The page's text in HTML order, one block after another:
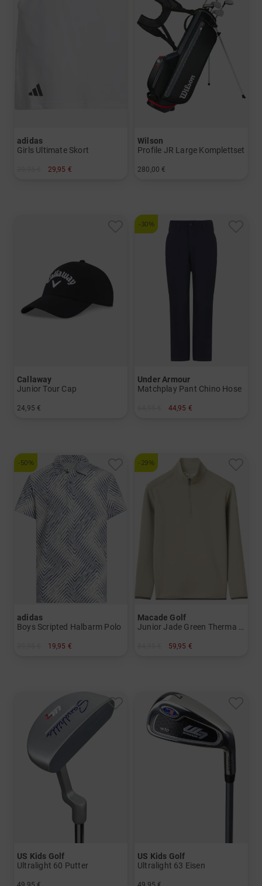
adidas
Girls Ultimate Skort
29,95 €
Wilson
Profile JR Large Komplettset
280,00 €
Callaway
Junior Tour Cap
24,95 €
-30%
Under Armour
Matchplay Pant Chino Hose
44,95 €
-50%
adidas
Boys Scripted Halbarm Polo
19,95 €
-29%
Macade Golf
Junior Jade Green Therma Quarter Zip Stretch Midlayer
59,95 €
US Kids Golf
Ultralight 60 Putter
US Kids Golf
Ultralight 63 Eisen